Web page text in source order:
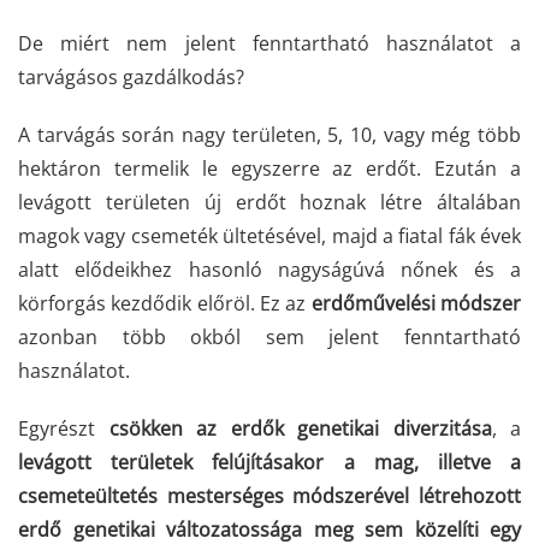
De miért nem jelent fenntartható használatot a
tarvágásos gazdálkodás?
A tarvágás során nagy területen, 5, 10, vagy még több
hektáron termelik le egyszerre az erdőt. Ezután a
levágott területen új erdőt hoznak létre általában
magok vagy csemeték ültetésével, majd a fiatal fák évek
alatt elődeikhez hasonló nagyságúvá nőnek és a
körforgás kezdődik előröl. Ez az erdőművelési módszer
azonban több okból sem jelent fenntartható
használatot.
Egyrészt csökken az erdők genetikai diverzitása, a
levágott területek felújításakor a mag, illetve a
csemeteültetés mesterséges módszerével létrehozott
erdő genetikai változatossága meg sem közelíti egy